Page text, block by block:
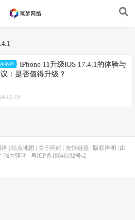
教程
iPhone 11升级iOS 17.4.1的体验与
：是否值得升级？
09-19
络 站点地图 关于网站 友情链接 版权声明
| 由
强力驱动 粤ICP备18046192号-2